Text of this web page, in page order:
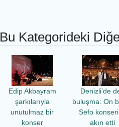
Bu Kategorideki
Edip Akbayram
şarkılarıyla
unutulmaz bir
konser
Denizli’de
buluşma: On
Sefo
akın etti